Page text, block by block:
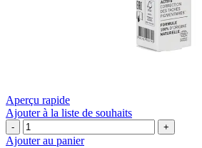
Aperçu rapide
Ajouter à la liste de souhaits
quantité
de
Ajouter au panier